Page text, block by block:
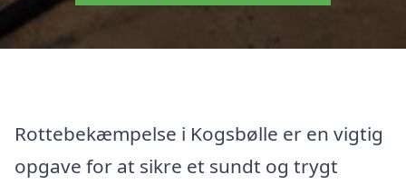
Rottebekæmpelse i Kogsbølle er en vigtig
opgave for at sikre et sundt og trygt